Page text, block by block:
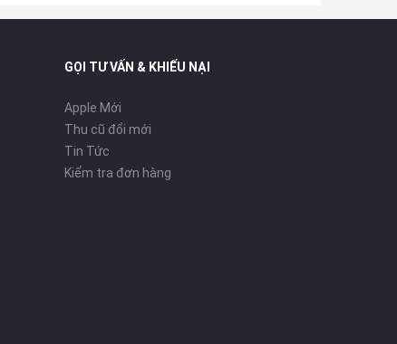
GỌI TƯ VẤN & KHIẾU NẠI
Apple Mới
Thu cũ đổi mới
Tin Tức
Kiểm tra đơn hàng